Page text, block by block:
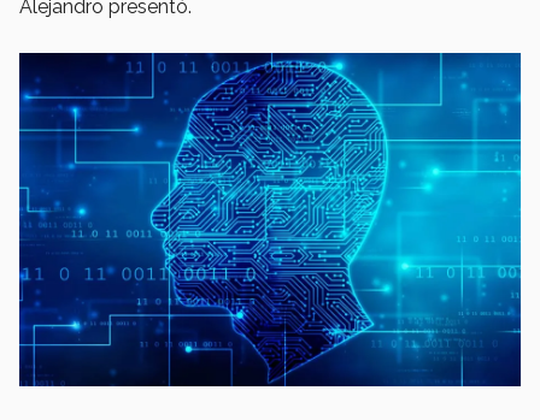
Alejandro presentó.